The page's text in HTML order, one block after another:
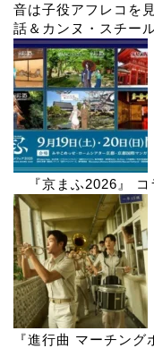
音は子役アフレコを
話＆カンヌ・スチー
『京まふ2026』 コ
『進行曲 マーチン